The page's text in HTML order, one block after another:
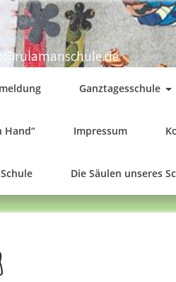
Ganztagesschule
Hand“ Impressum
Die Säulen unseres